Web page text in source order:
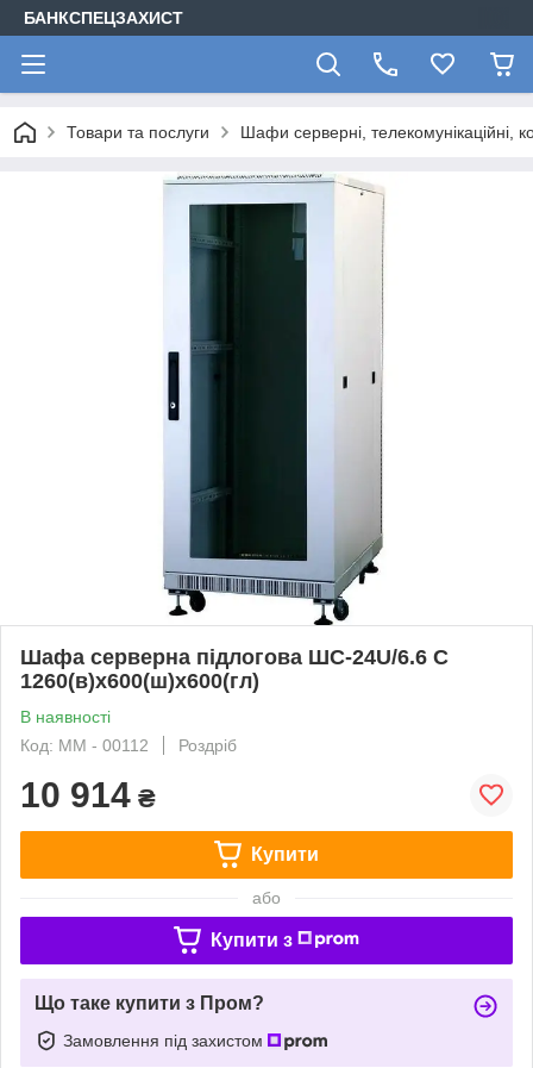
БАНКСПЕЦЗАХИСТ
Товари та послуги Шафи серверні, телекомунікаційні,
Шафа серверна підлогова ШС-24U/6.6 C
1260(в)х600(ш)х600(гл)
В наявності
Код: ММ - 00112
Роздріб
10 914 ₴
Купити
або
Купити з
Що таке купити з Пром?
Замовлення під захистом